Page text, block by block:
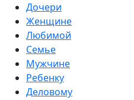
Дочери
Женщине
Любимой
Семье
Мужчине
Ребенку
Деловому